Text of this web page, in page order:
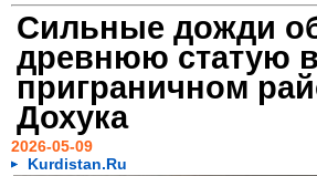
Сильные дожди
древнюю статую в
приграничном
Дохука
2026-05-09
Kurdistan.Ru